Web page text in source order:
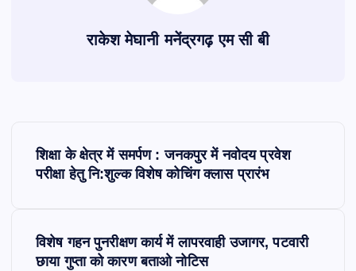
राकेश मेघानी मनेंद्रगढ़ एम सी बी
शिक्षा के क्षेत्र में समर्पण : जनकपुर में नवोदय प्रवेश
परीक्षा हेतु नि:शुल्क विशेष कोचिंग क्लास प्रारंभ
विशेष गहन पुनरीक्षण कार्य में लापरवाही उजागर, पटवारी
छाया गुप्ता को कारण बताओ नोटिस